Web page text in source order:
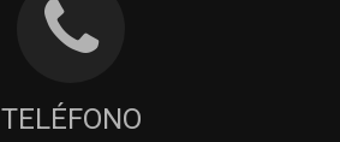
TELÉFONO